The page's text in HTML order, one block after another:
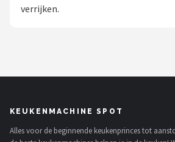
Magimix
verrijken.
KEUKENMACHINE SPOT
Alles voor de beginnende keukenprinces tot